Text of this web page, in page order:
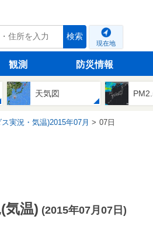
検索
現在地
観測 防災情報
天気図
実況・気温)2015年07月 07日
気温) (2015年07月07日)